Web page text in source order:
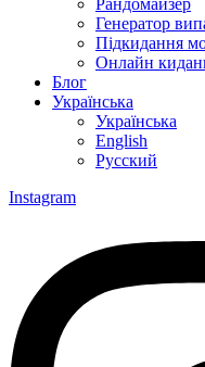
Рандомайзер
Генератор
Підкидання
Онлайн
Блог
Українська
Українська
English
Русский
Instagram